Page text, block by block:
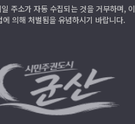
주소가 자동 수집되는 것을 거부하며,
에 의해 처벌됨을 유념하시기 바랍니다.